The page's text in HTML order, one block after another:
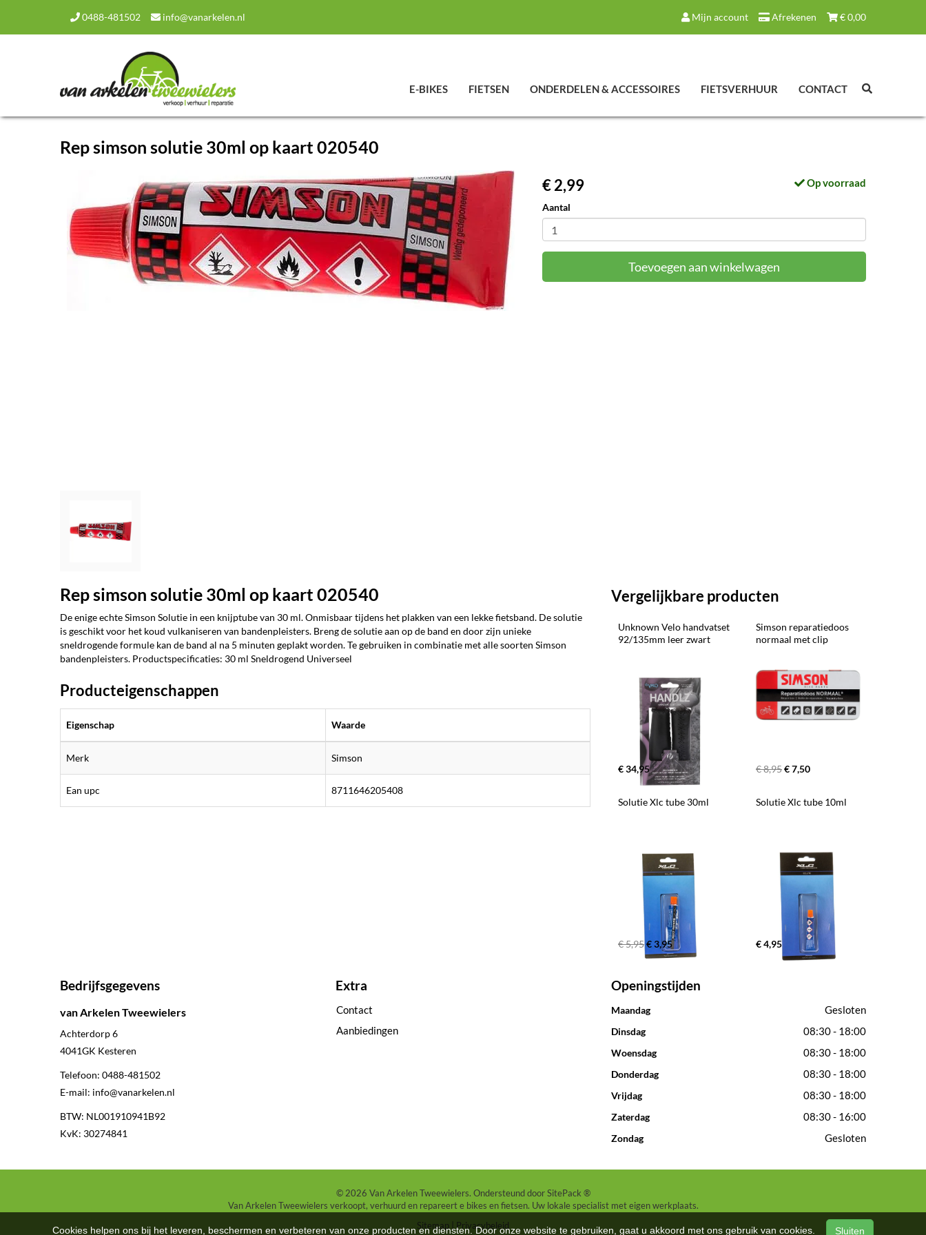
0488-481502 info@vanarkelen.nl €0,00
Afrekenen
Mijn account
E-BIKES FIETSEN ONDERDELEN & ACCESSOIRES FIETSVERHUUR CONTACT
Rep simson solutie 30ml op kaart 020540
€ 2,99 Op voorraad
Aantal
Toevoegen aan winkelwagen
Rep simson solutie 30ml op kaart 020540
De enige echte Simson Solutie in een knijptube van 30 ml. Onmisbaar tijdens het plakken van een lekke fietsband. De solutie
is geschikt voor het koud vulkaniseren van bandenpleisters. Breng de solutie aan op de band en door zijn unieke
sneldrogende formule kan de band al na 5 minuten geplakt worden. Te gebruiken in combinatie met alle soorten Simson
bandenpleisters. Productspecificaties: 30 ml Sneldrogend Universeel
Producteigenschappen
Eigenschap Waarde
Merk Simson
Ean upc 8711646205408
Vergelijkbare producten
Unknown Velo handvatset
92/135mm leer zwart
€ 34,95
Simson reparatiedoos
normaal met clip
€ 8,95€ 7,50
Solutie Xlc tube 30ml
€ 5,95€ 3,95
Solutie Xlc tube 10ml
€ 4,95
Bedrijfsgegevens
van Arkelen Tweewielers
Achterdorp 6
4041GK Kesteren
Telefoon: 0488-481502
E-mail: info@vanarkelen.nl
BTW: NL001910941B92
KvK: 30274841
Extra
Contact
Aanbiedingen
Openingstijden
Maandag Gesloten
Dinsdag 08:30 - 18:00
Woensdag 08:30 - 18:00
Donderdag 08:30 - 18:00
Vrijdag 08:30 - 18:00
Zaterdag 08:30 - 16:00
Zondag Gesloten
© 2026 Van Arkelen Tweewielers. Ondersteund doorSitePack ®
Van Arkelen Tweewielers verkoopt, verhuurd en repareert e bikes en fietsen. Uw lokale specialist met eigen werkplaats.
Sitemap
Privacybeleid
Cookies helpen ons bij het leveren, beschermen en verbeteren van onze producten en diensten. Door onze website te gebruiken, gaat u akkoord met ons gebruik van cookies. Sluiten